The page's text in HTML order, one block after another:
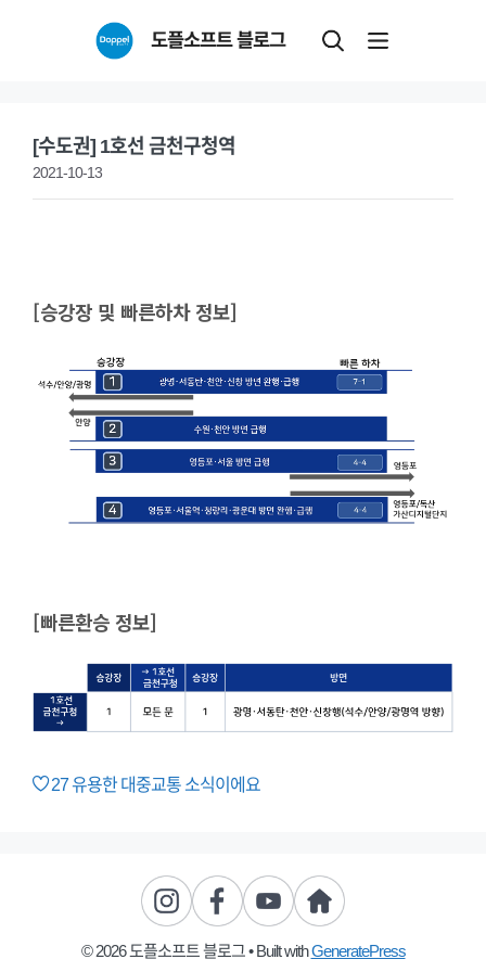
도플소프트 블로그
[수도권] 1호선 금천구청역
2021-10-13
[승강장 및 빠른하차 정보]
[빠른환승 정보]
27유용한 대중교통 소식이에요
© 2026 도플소프트 블로그• Built withGeneratePress